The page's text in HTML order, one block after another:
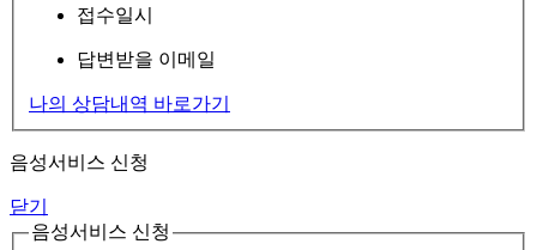
접수일시
답변받을 이메일
나의 상담내역 바로가기
음성서비스 신청
닫기
음성서비스 신청